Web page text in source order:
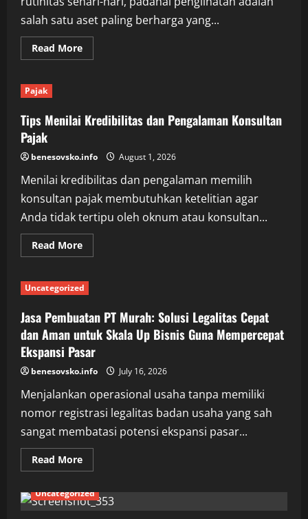
salah satu aset paling berharga yang...
Read MoreRead
more
Kebiasaan
Hidup
Pajak
Tips Menilai Kredibilitas dan Pengalaman Konsultan
Pajak
benesovsko.info August 1, 2026
Menilai kredibilitas dan pengalaman memilih
konsultan pajak membutuhkan ketelitian agar
Anda tidak tertipu oleh oknum atau konsultan...
Read MoreRead
more
Menilai
Kredibilitas
Pengalaman
Konsultan
Pajak
Uncategorized
Jasa Pembuatan PT Murah: Solusi Legalitas Cepat
dan Aman untuk Skala Up Bisnis Guna Mempercepat
Ekspansi Pasar
benesovsko.info July 16, 2026
Menjalankan operasional usaha tanpa memiliki
nomor registrasi legalitas badan usaha yang sah
sangat membatasi potensi ekspansi pasar...
Read MoreRead
more
Pembuatan
PT
Uncategorized